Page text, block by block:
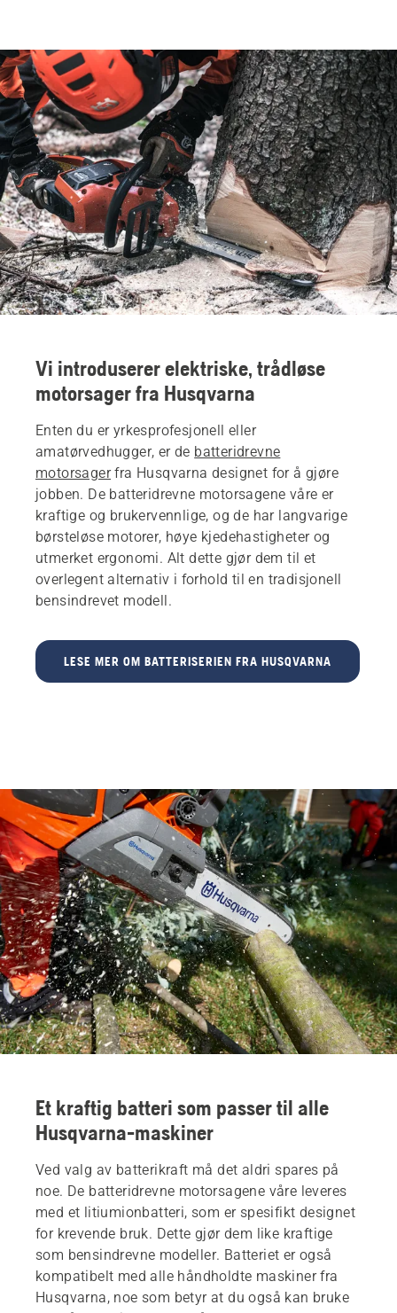
Vi introduserer elektriske, trådløse
motorsager fra Husqvarna
Enten du er yrkesprofesjonell eller
amatørvedhugger, er de batteridrevne
motorsagerfra Husqvarna designet for å gjøre
jobben. De batteridrevne motorsagene våre er
kraftige og brukervennlige, og de har langvarige
børsteløse motorer, høye kjedehastigheter og
utmerket ergonomi. Alt dette gjør dem til et
overlegent alternativ i forhold til en tradisjonell
bensindrevet modell.
LESE MER OM BATTERISERIEN FRA HUSQVARNA
Et kraftig batteri som passer til alle
Husqvarna-maskiner
Ved valg av batterikraft må det aldri spares på
noe. De batteridrevne motorsagene våre leveres
med et litiumionbatteri, som er spesifikt designet
for krevende bruk. Dette gjør dem like kraftige
som bensindrevne modeller. Batteriet er også
kompatibelt med alle håndholdte maskiner fra
Husqvarna, noe som betyr at du også kan bruke